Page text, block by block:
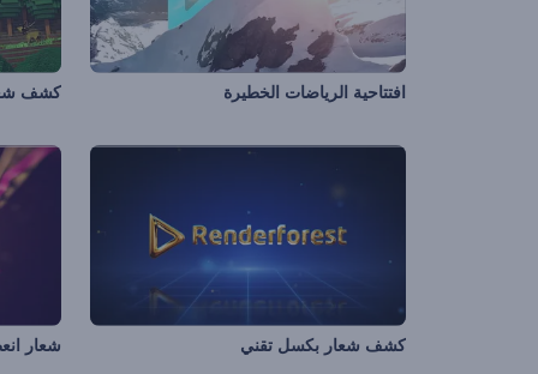
افتتاحية الرياضات الخطيرة كشف
كشف شعار بكسل تقني شعار